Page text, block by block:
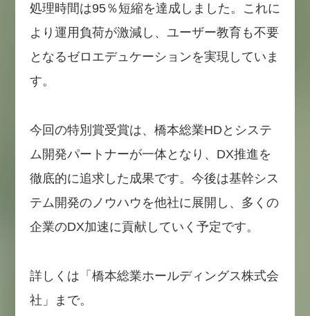
処理時間は95％短縮を達成しました。これに
より運用負荷が激減し、ユーザー教育も不要
となるゼロエデュケーションを実現していま
す。
今回の特別賞受賞は、橋本総業HDとシステ
ム開発パートナーが一体となり、DX推進を
徹底的に追求した成果です。今後は基幹シス
テム開発のノウハウを他社に展開し、多くの
企業のDX加速に貢献していく予定です。
詳しくは「橋本総業ホールディングス株式会
社」まで。